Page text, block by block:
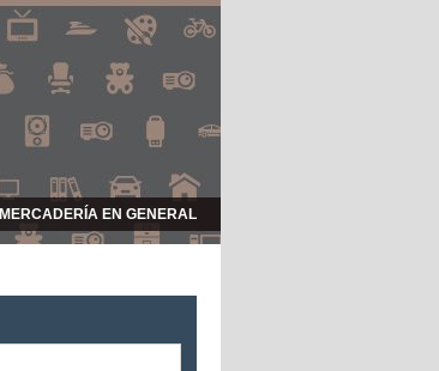
MERCADERÍA EN GENERAL